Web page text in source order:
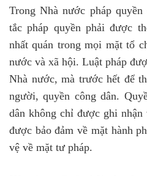
Trong Nhà nước pháp
tắc pháp quyền phải được
nhất quán trong mọi mặt tổ
nước và xã hội. Luật pháp
Nhà nước, mà trước hết để
người, quyền công dân.
dân không chỉ được ghi
được bảo đảm về mặt hành
vệ về mặt tư pháp.